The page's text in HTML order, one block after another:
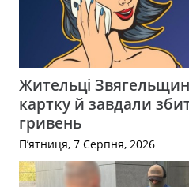
Жительці
картку й завдали
гривень
П’ятниця, 7 Серпня, 2026